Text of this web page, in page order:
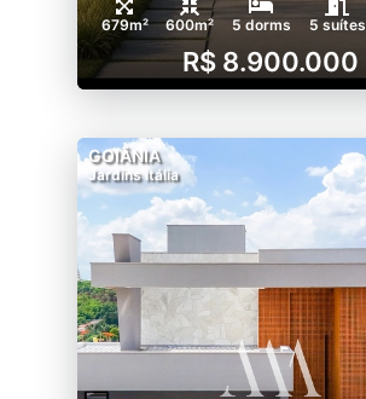
679m² 600m² 5 dorms 5 suítes
R$ 8.900.000
GOIÂNIA
Jardins Itália